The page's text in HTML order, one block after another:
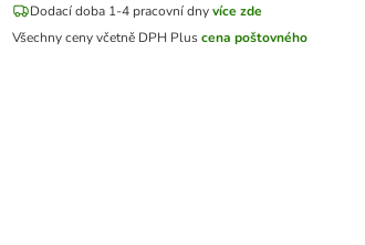
Dodací doba 1-4 pracovní dny více zde
Všechny ceny včetně DPH Pluscena poštovného